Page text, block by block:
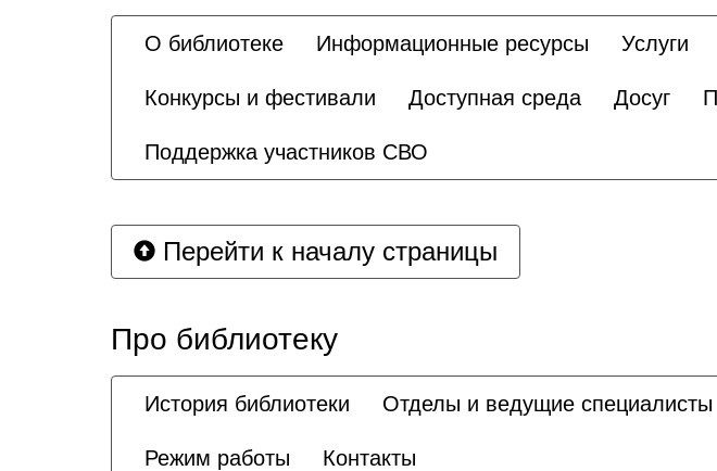
О библиотеке Информационные ресурсы Услуги
Конкурсы и фестивали Доступная среда Досуг
Поддержка участников СВО
Перейти к началу страницы
Про библиотеку
История библиотеки Отделы и ведущие специалисты
Режим работы Контакты